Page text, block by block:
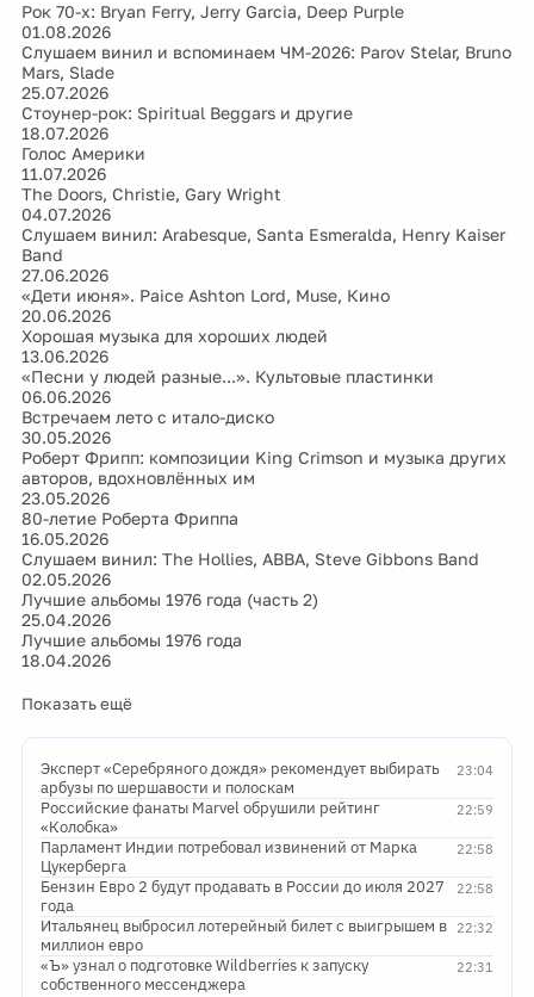
Рок 70-х: Bryan Ferry, Jerry Garcia, Deep Purple
01.08.2026
Слушаем винил и вспоминаем ЧМ-2026: Parov Stelar, Bruno
Mars, Slade
25.07.2026
Стоунер-рок: Spiritual Beggars и другие
18.07.2026
Голос Америки
11.07.2026
The Doors, Christie, Gary Wright
04.07.2026
Слушаем винил: Arabesque, Santa Esmeralda, Henry Kaiser
Band
27.06.2026
«Дети июня». Paice Ashton Lord, Muse, Кино
20.06.2026
Хорошая музыка для хороших людей
13.06.2026
«Песни у людей разные...». Культовые пластинки
06.06.2026
Встречаем лето с итало-диско
30.05.2026
Роберт Фрипп: композиции King Crimson и музыка других
авторов, вдохновлённых им
23.05.2026
80-летие Роберта Фриппа
16.05.2026
Слушаем винил: The Hollies, ABBA, Steve Gibbons Band
02.05.2026
Лучшие альбомы 1976 года (часть 2)
25.04.2026
Лучшие альбомы 1976 года
18.04.2026
Показать ещё
23:04
Эксперт «Серебряного дождя» рекомендует выбирать
арбузы по шершавости и полоскам
22:59
Российские фанаты Marvel обрушили рейтинг
«Колобка»
22:58
Парламент Индии потребовал извинений от Марка
Цукерберга
22:58
Бензин Евро 2 будут продавать в России до июля 2027
года
22:32
Итальянец выбросил лотерейный билет с выигрышем в
миллион евро
22:31
«Ъ» узнал о подготовке Wildberries к запуску
собственного мессенджера